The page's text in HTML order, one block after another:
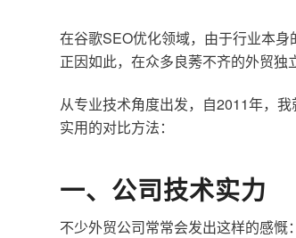
在谷歌SEO优化领域，由于行业本
正因如此，在众多良莠不齐的外贸独
从专业技术角度出发，自2011年，
实用的对比方法：
一、公司技术实力
不少外贸公司常常会发出这样的感